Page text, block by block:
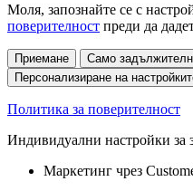
Моля, запознайте се с
поверителност преди да
Приемане
Само
Персонализиране на
Политика за поверителност
Индивидуални настройки за
Маркетинг чрез